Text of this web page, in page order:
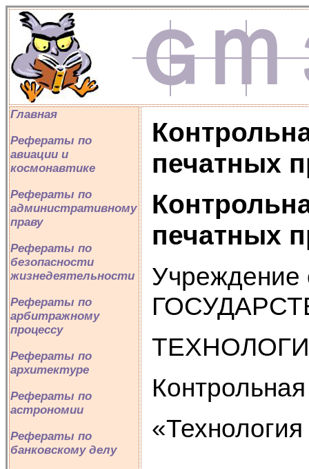
Главная
Рефераты по
авиации и
космонавтике
Рефераты по
административному
праву
Рефераты по
безопасности
жизнедеятельности
Рефераты по
арбитражному
процессу
Рефераты по
архитектуре
Рефераты по
астрономии
Рефераты по
банковскому делу
печатных
печатных